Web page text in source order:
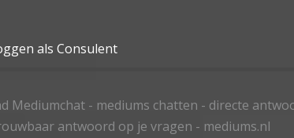
als Consulent
Mediumchat - mediums chatten - directe
antwoord op je vragen - mediums.nl